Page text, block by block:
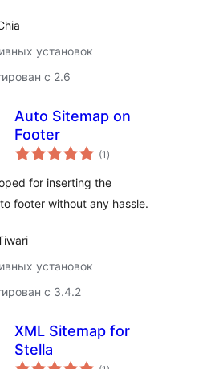
установок
с 2.6
Auto Sitemap on
Footer
(1 общий
рейтинг
)
for inserting the
footer without any hassle.
установок
с 3.4.2
XML Sitemap for
Stella
общий